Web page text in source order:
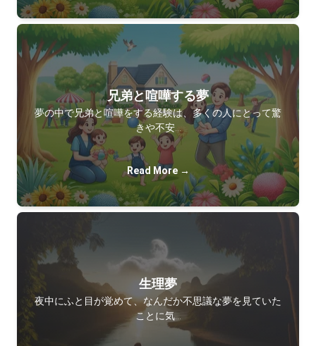
兄弟と喧嘩する夢
夢の中で兄弟と喧嘩をする経験は、多くの人にとって驚
きや不安…
Read More →
生理夢
夜中にふと目が覚めて、なんだか不思議な夢を見ていた
ことに気…